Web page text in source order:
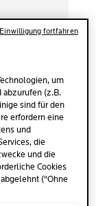
(2405)
mit
und
für
um
abzurufen (z.B.
sind für den
erfordern eine
und
die
und die
Cookies
("Ohne
der
fortfahren